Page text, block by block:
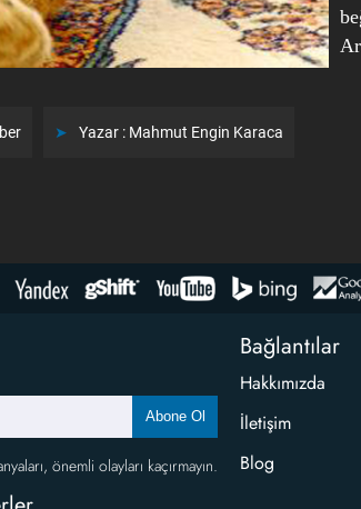
Yazar : Mahmut Engin Karaca
Abone Ol
önemli olayları kaçırmayın.
Bağlantılar
Hakkımızda
İletişim
Blog